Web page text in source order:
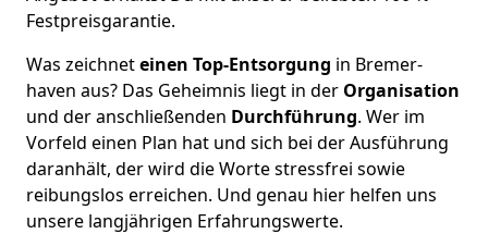
Festpreisgarantie.
Was zeichneteinen Top-Entsorgung in Bremer­
haven aus? Das Geheimnis liegt in der Organisation
und der anschließenden Durchführung. Wer im
Vorfeld einen Plan hat und sich bei der Ausführung
daranhält, der wird die Worte stressfrei sowie
reibungslos erreichen. Und genau hier helfen uns
unsere langjährigen Erfahrungswerte.